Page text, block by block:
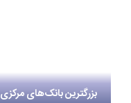
بزرگترین بانک‌های